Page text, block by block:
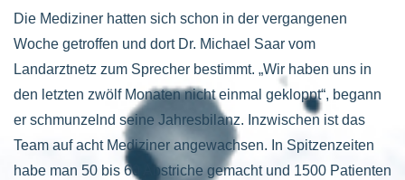
Die Mediziner hatten sich schon in der vergangenen
Woche getroffen und dort Dr. Michael Saar vom
Landarztnetz zum Sprecher bestimmt. „Wir haben uns in
den letzten zwölf Monaten nicht einmal gekloppt“, begann
er schmunzelnd seine Jahresbilanz. Inzwischen ist das
Team auf acht Mediziner angewachsen. In Spitzenzeiten
habe man 50 bis 60 Abstriche gemacht und 1500 Patienten